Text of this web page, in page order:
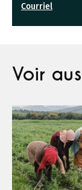
Courriel
Voir